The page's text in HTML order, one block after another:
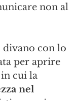
non al
divano con lo
per aprire
cui la
nel